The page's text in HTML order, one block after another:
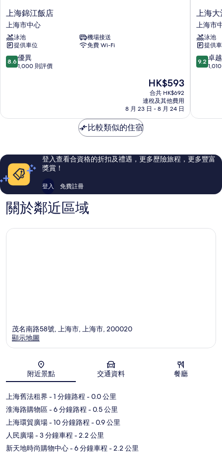
上
海
錦
江
飯
店
上
上海錦江飯店
上海市中心
泳池
機場接送
提供車位
免費 Wi-Fi
8.6
分
優
評
價
篇
評
8.6 優異
1,000 則評價
現
售
HK$593
HK$593
合共 HK$692
連稅及其他費用
8 月 23 日 - 8 月 24 日
上
海
大
酒
店
上
海
上海大
上海市
泳池
提供
9.2
分
卓
評
價
9.2 卓越
比較類似的住宿
登入查看合資格的折扣及禮遇，更多歷險旅程，更多豐富
獎賞！
登入 免費註冊
關於鄰近區域
地圖
茂名南路58號, 上海市, 上海市, 200020
顯示地圖
附近景點 交通資料 餐廳
上海舊法租界 - 1 分鐘路程 - 0.0 公里
淮海路購物區- 6 分鐘路程 - 0.5 公里
上海環貿廣場- 10 分鐘路程 - 0.9 公里
人民廣場- 3 分鐘車程 - 2.2 公里
新天地時尚購物中心- 6 分鐘車程 - 2.2 公里